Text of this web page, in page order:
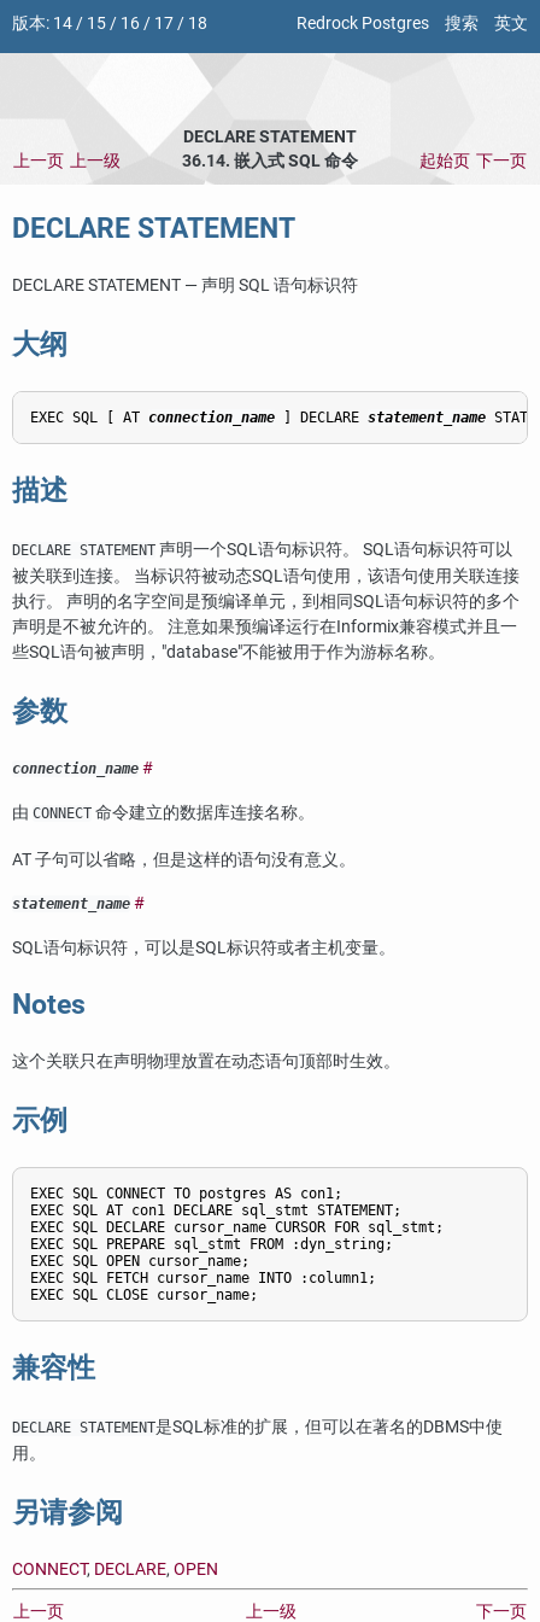
Redrock Postgres 搜索 英文
版本: 14/ 15/ 16/ 17/ 18
DECLARE STATEMENT
上一页 上一级 36.14. 嵌入式 SQL 命令 起始页 下一页
DECLARE STATEMENT
DECLARE STATEMENT — 声明 SQL 语句标识符
大纲
EXEC SQL [ AT connection_name ] DECLARE statement_name
描述
DECLARE STATEMENT 声明一个SQL语句标识符。 SQL语句标识符可以
被关联到连接。 当标识符被动态SQL语句使用，该语句使用关联连接
执行。 声明的名字空间是预编译单元，到相同SQL语句标识符的多个
声明是不被允许的。 注意如果预编译运行在Informix兼容模式并且一
些SQL语句被声明，"database"不能被用于作为游标名称。
参数
connection_name #
由 CONNECT 命令建立的数据库连接名称。
AT 子句可以省略，但是这样的语句没有意义。
statement_name #
SQL语句标识符，可以是SQL标识符或者主机变量。
Notes
这个关联只在声明物理放置在动态语句顶部时生效。
示例
EXEC SQL CONNECT TO postgres AS con1;
EXEC SQL AT con1 DECLARE sql_stmt STATEMENT;
EXEC SQL DECLARE cursor_name CURSOR FOR sql_stmt;
EXEC SQL PREPARE sql_stmt FROM :dyn_string;
EXEC SQL OPEN cursor_name;
EXEC SQL FETCH cursor_name INTO :column1;
兼容性
DECLARE STATEMENT是SQL标准的扩展，但可以在著名的DBMS中使
用。
另请参阅
CONNECT, DECLARE, OPEN
上一页 上一级 下一页